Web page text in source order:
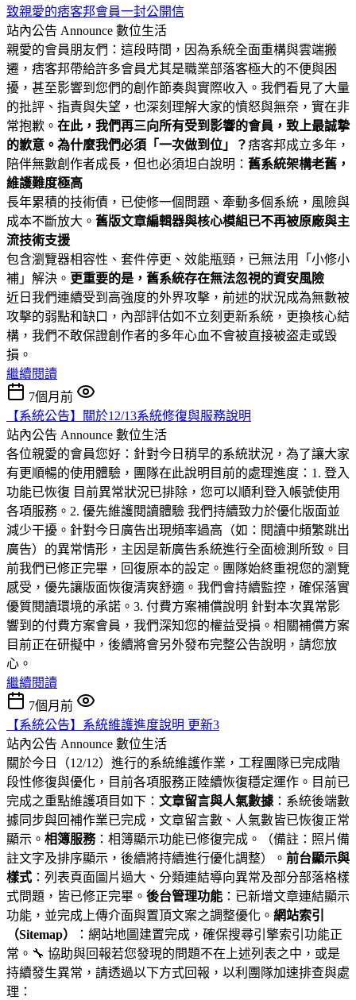
致親愛的痞客邦會員一封公開信
站內公告 Announce 數位生活
親愛的會員朋友們：這段時間，因為系統全面重構與雲端搬
遷，痞客邦帶給許多會員尤其是職業部落客極大的不便與困
擾，甚至影響到您們的創作節奏與實際收入。我們看見了大量
的批評、指責與失望，也深刻理解大家的憤怒與無奈，實在非
常抱歉。 在此，我們再三向所有受到影響的會員，致上最誠摯
的歉意。 為什麼我們必須「一次做到位」？痞客邦成立多年，
陪伴無數創作者成長，但也必須坦白說明： 舊系統架構老舊，
維護難度極高
長年累積的技術債，已使修一個問題、牽動多個系統，風險與
成本不斷放大。 舊版文章編輯器與核心模組已不再被原廠與主
流技術支援
包含瀏覽器相容性、套件停更、效能瓶頸，已無法用「小修小
補」解決。 更重要的是，舊系統存在無法忽視的資安風險
近日我們連續受到高強度的外界攻擊，前述的狀況成為無數被
攻擊的弱點和缺口，內部評估如不立刻更新系統，更換核心結
構，我們不敢保證創作者的多年心血不會被直接被盗走或毀
損。
繼續閱讀
7個月前
【系統公告】關於12/13系統修復與服務說明
站內公告 Announce 數位生活
各位親愛的會員您好：針對今日稍早的系統狀況，為了讓大家
有更順暢的使用體驗，團隊在此說明目前的處理進度：1. 登入
功能已恢復 目前異常狀況已排除，您可以順利登入帳號使用
各項服務。2. 優先維護閱讀體驗 我們持續致力於優化版面並
減少干擾。針對今日廣告出現頻率過高（如：閱讀中頻繁跳出
廣告）的異常情形，主因是新廣告系統進行全面檢測所致。目
前我們已修正完畢，回復原本的設定。團隊始終重視您的瀏覽
感受，優先讓版面恢復清爽舒適。我們會持續監控，確保落實
優質閱讀環境的承諾。3. 付費方案補償說明 針對本次異常影
響到的付費方案會員，我們深知您的權益受損。相關補償方案
目前正在研擬中，後續將會另外發布完整公告說明，請您放
心。
繼續閱讀
7個月前
【系統公告】系統維護進度說明 更新3
站內公告 Announce 數位生活
關於今日（12/12）進行的系統維護作業，工程團隊已完成階
段性修復與優化，目前各項服務正陸續恢復穩定運作。目前已
完成之重點維護項目如下： 文章留言與人氣數據 ：系統後端數
據同步與回補作業已完成，文章留言數、人氣數皆已恢復正常
顯示。 相簿服務：相簿顯示功能已修復完成。（備註：照片備
註文字及排序顯示，後續將持續進行優化調整）。 前台顯示與
樣式 ：列表頁面圖片過大、分類連結導向異常及部分部落格樣
式問題，皆已修正完畢。 後台管理功能 ：已新增文章連結顯示
功能，並完成上傳介面與置頂文案之調整優化。 網站索引
（Sitemap）
：網站地圖建置完成，確保搜尋引擎索引功能正
常。🔧 協助與回報若您發現的問題不在上述列表之中，或是
持續發生異常，請透過以下方式回報，以利團隊加速排查與處
理：